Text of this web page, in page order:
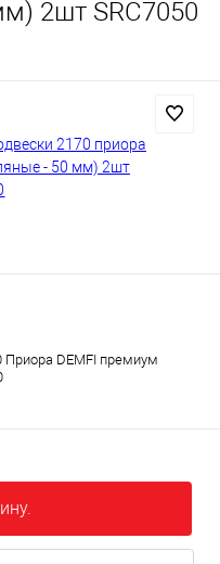
2шт SRC7050
Приора DEMFI премиум